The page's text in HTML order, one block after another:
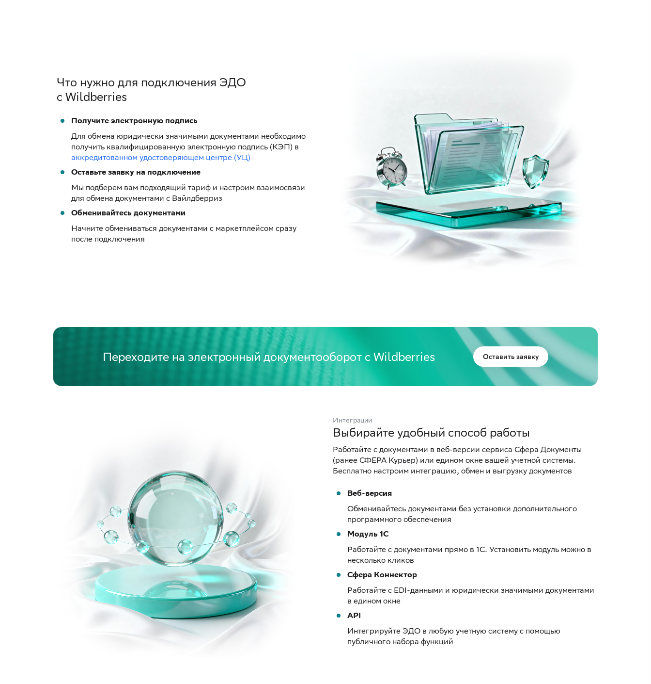
Что нужно для подключения ЭДО
с Wildberries
Получите электронную подпись
Для обмена юридически значимыми документами необходимо
получить квалифицированную электронную подпись (КЭП) в
аккредитованном удостоверяющем центре (УЦ)
Оставьте заявку на подключение
Мы подберем вам подходящий тариф и настроим взаимосвязи
для обмена документами с Вайлдберриз
Обменивайтесь документами
Начните обмениваться документами с маркетплейсом сразу
Переходите на электронный документооборот с Wildberries Оставить заявку
Интеграции
Выбирайте удобный способ работы
Работайте с документами в веб-версии сервиса Сфера Документы
(ранее СФЕРА Курьер) или едином окне вашей учетной системы.
Бесплатно настроим интеграцию, обмен и выгрузку документов
Веб-версия
Обменивайтесь документами без установки дополнительного
программного обеспечения
Модуль 1С
Работайте с документами прямо в 1С. Установить модуль можно в
несколько кликов
Сфера Коннектор
Работайте с EDI-данными и юридически значимыми документами
в едином окне
API
Интегрируйте ЭДО в любую учетную систему с помощью
публичного набора функций